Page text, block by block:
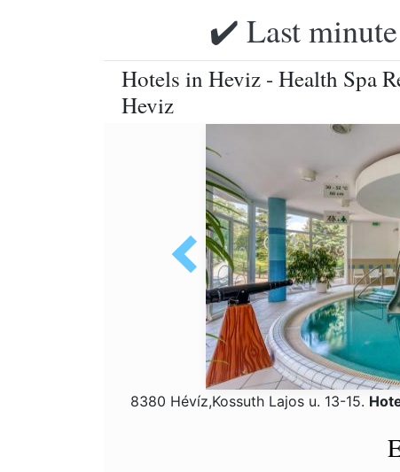
✔️ Last minute
Hotels in Heviz - Health Spa
Heviz
8380 Hévíz,Kossuth Lajos u. 13-15.